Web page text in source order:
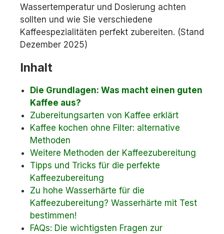
Wassertemperatur und Dosierung achten
sollten und wie Sie verschiedene
Kaffeespezialitäten perfekt zubereiten. (Stand
Dezember 2025)
Inhalt
Die Grundlagen: Was macht einen guten
Kaffee aus?
Zubereitungsarten von Kaffee erklärt
Kaffee kochen ohne Filter: alternative
Methoden
Weitere Methoden der Kaffeezubereitung
Tipps und Tricks für die perfekte
Kaffeezubereitung
Zu hohe Wasserhärte für die
Kaffeezubereitung? Wasserhärte mit Test
bestimmen!
FAQs: Die wichtigsten Fragen zur